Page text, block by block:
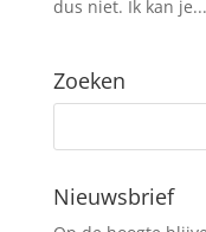
dus niet. Ik kan je...
Zoeken
Nieuwsbrief